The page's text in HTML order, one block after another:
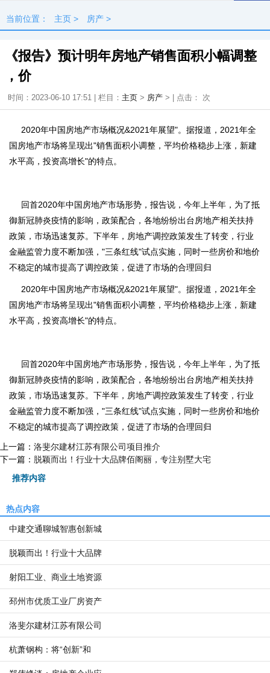
当前位置： 主页 > 房产 >
《报告》预计明年房地产销售面积小幅调整
，价
时间：2023-06-10 17:51 | 栏目： 主页 > 房产 > | 点击： 次
2020年中国房地产市场概况&2021年展望"。据报道，2021年全
国房地产市场将呈现出"销售面积小调整，平均价格稳步上涨，新建
水平高，投资高增长"的特点。
回首2020年中国房地产市场形势，报告说，今年上半年，为了抵
御新冠肺炎疫情的影响，政策配合，各地纷纷出台房地产相关扶持
政策，市场迅速复苏。下半年，房地产调控政策发生了转变，行业
金融监管力度不断加强，"三条红线"试点实施，同时一些房价和地价
不稳定的城市提高了调控政策，促进了市场的合理回归
2020年中国房地产市场概况&2021年展望"。据报道，2021年全
国房地产市场将呈现出"销售面积小调整，平均价格稳步上涨，新建
水平高，投资高增长"的特点。
回首2020年中国房地产市场形势，报告说，今年上半年，为了抵
御新冠肺炎疫情的影响，政策配合，各地纷纷出台房地产相关扶持
政策，市场迅速复苏。下半年，房地产调控政策发生了转变，行业
金融监管力度不断加强，"三条红线"试点实施，同时一些房价和地价
不稳定的城市提高了调控政策，促进了市场的合理回归
上一篇： 洛斐尔建材江苏有限公司项目推介
下一篇： 脱颖而出！行业十大品牌佰阁丽，专注别墅大宅
推荐内容
热点内容
中建交通聊城智惠创新城
脱颖而出！行业十大品牌
射阳工业、商业土地资源
邳州市优质工业厂房资产
洛斐尔建材江苏有限公司
杭萧钢构：将“创新”和